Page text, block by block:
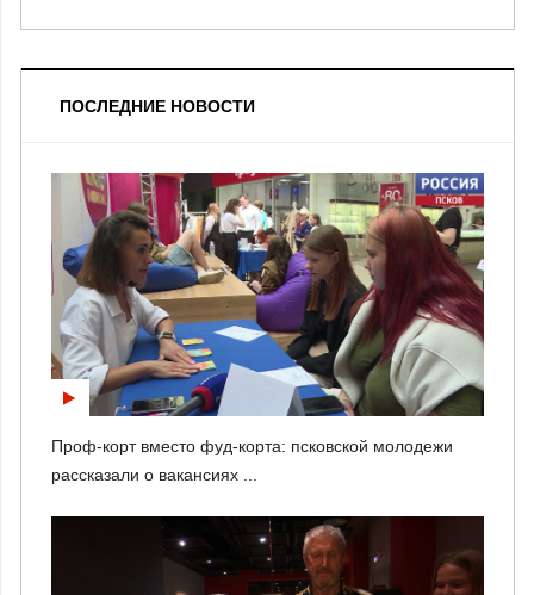
ПОСЛЕДНИЕ НОВОСТИ
Проф-корт вместо фуд-корта: псковской молодежи
рассказали о вакансиях ...